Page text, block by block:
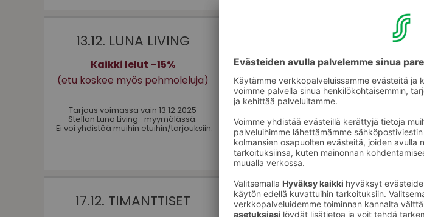
13.12. LUNA LIVING
Kaikki lelut –15%
(etu koskee myös pehmoleluja)
Tarjous voimassa vain 13.12.2025
Stellan Luna Living -myymälässä.
Ei voi yhdistää muihin etuihin/tarjouksiin.
Miesten Under Armour Rival
Fleece Hoodie 44,99€
(norm. 59,99€)
Tarjous voimassa vain 14.12.2025
Stellan Stadiumilla.
Ei voi yhdistää muihin etuihin/tarjouksiin.
17.12. TIMANTTISET 18.12. CUBUS